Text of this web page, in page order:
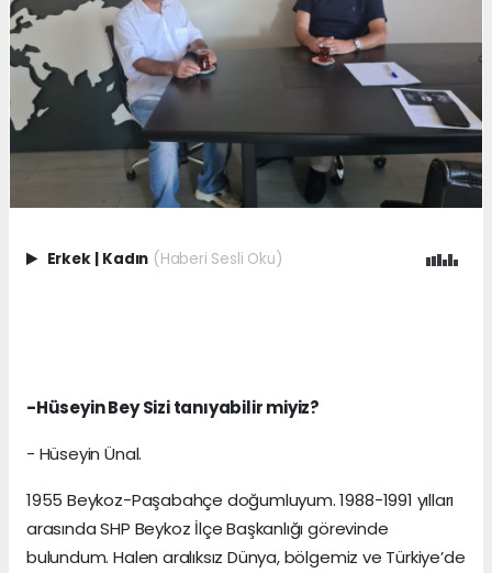
Erkek Kadın (Haberi Sesli Oku)
-Hüseyin Bey Sizi tanıyabilir miyiz?
- Hüseyin Ünal.
1955 Beykoz-Paşabahçe doğumluyum. 1988-1991 yılları
arasında SHP Beykoz İlçe Başkanlığı görevinde
bulundum. Halen aralıksız Dünya, bölgemiz ve Türkiye’de